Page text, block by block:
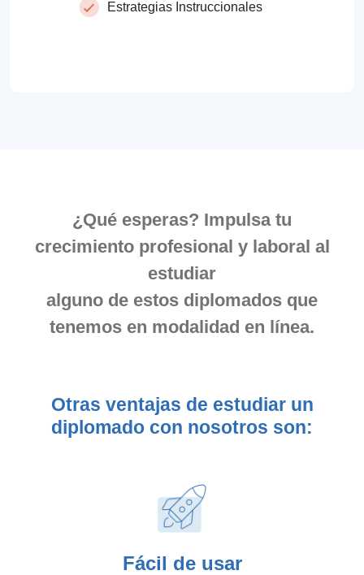
Estrategias Instruccionales
¿Qué esperas? Impulsa tu
crecimiento profesional y laboral al
estudiar
alguno de estos diplomados que
tenemos en modalidad en línea.
Otras ventajas de estudiar un
diplomado con nosotros son:
Fácil de usar